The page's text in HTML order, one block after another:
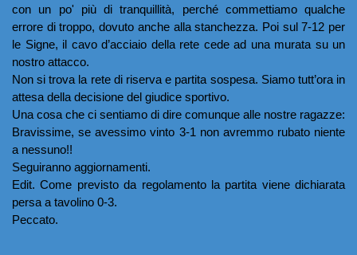
con un po' più di tranquillità, perché commettiamo qualche
errore di troppo, dovuto anche alla stanchezza. Poi sul 7-12 per
le Signe, il cavo d’acciaio della rete cede ad una murata su un
nostro attacco.
Non si trova la rete di riserva e partita sospesa. Siamo tutt’ora in
attesa della decisione del giudice sportivo.
Una cosa che ci sentiamo di dire comunque alle nostre ragazze:
Bravissime, se avessimo vinto 3-1 non avremmo rubato niente
a nessuno!!
Seguiranno aggiornamenti.
Edit. Come previsto da regolamento la partita viene dichiarata
persa a tavolino 0-3.
Peccato.